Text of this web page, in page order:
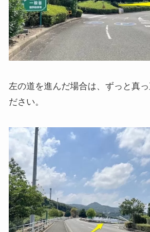
左の道を進んだ場合は、ずっと真っ
ださい。